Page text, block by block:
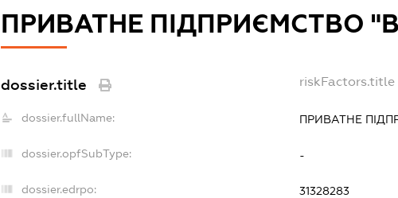
ПРИВАТНЕ ПІДПРИЄМСТВО
dossier.title riskFactors.title
dossier.fullName: ПРИВАТНЕ
dossier.opfSubType: -
dossier.edrpo: 31328283